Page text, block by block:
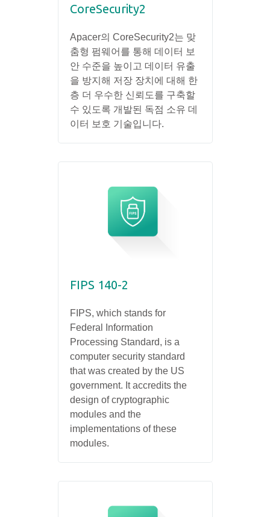
CoreSecurity2
Apacer의 CoreSecurity2는 맞
춤형 펌웨어를 통해 데이터 보
안 수준을 높이고 데이터 유출
을 방지해 저장 장치에 대해 한
층 더 우수한 신뢰도를 구축할
수 있도록 개발된 독점 소유 데
이터 보호 기술입니다.
FIPS 140-2
FIPS, which stands for
Federal Information
Processing Standard, is a
computer security standard
that was created by the US
government. It accredits the
design of cryptographic
modules and the
implementations of these
modules.